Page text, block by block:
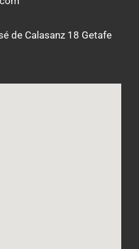
de Calasanz 18 Getafe